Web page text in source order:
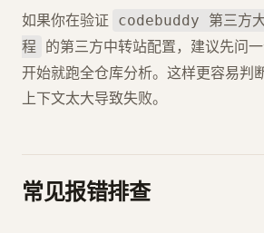
如果你在验证
codebuddy 第三方
程
的第三方中转站配置，建议先问
开始就跑全仓库分析。这样更容易判
上下文太大导致失败。
常见报错排查